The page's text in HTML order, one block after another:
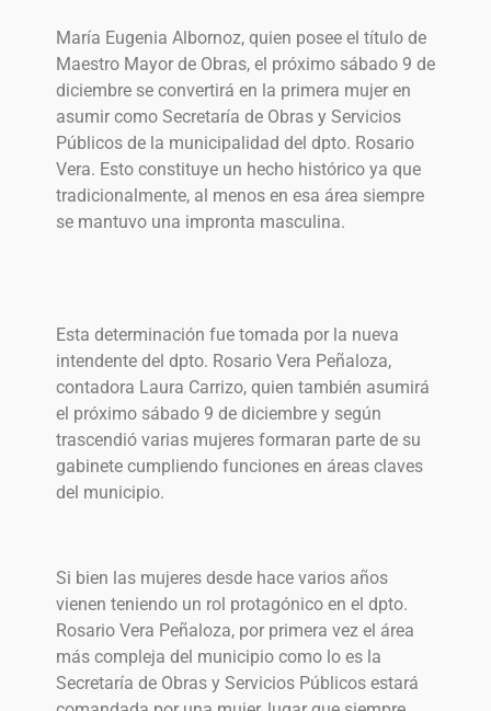
María Eugenia Albornoz, quien posee el título de
Maestro Mayor de Obras, el próximo sábado 9 de
diciembre se convertirá en la primera mujer en
asumir como Secretaría de Obras y Servicios
Públicos de la municipalidad del dpto. Rosario
Vera. Esto constituye un hecho histórico ya que
tradicionalmente, al menos en esa área siempre
se mantuvo una impronta masculina.
Esta determinación fue tomada por la nueva
intendente del dpto. Rosario Vera Peñaloza,
contadora Laura Carrizo, quien también asumirá
el próximo sábado 9 de diciembre y según
trascendió varias mujeres formaran parte de su
gabinete cumpliendo funciones en áreas claves
del municipio.
Si bien las mujeres desde hace varios años
vienen teniendo un rol protagónico en el dpto.
Rosario Vera Peñaloza, por primera vez el área
más compleja del municipio como lo es la
Secretaría de Obras y Servicios Públicos estará